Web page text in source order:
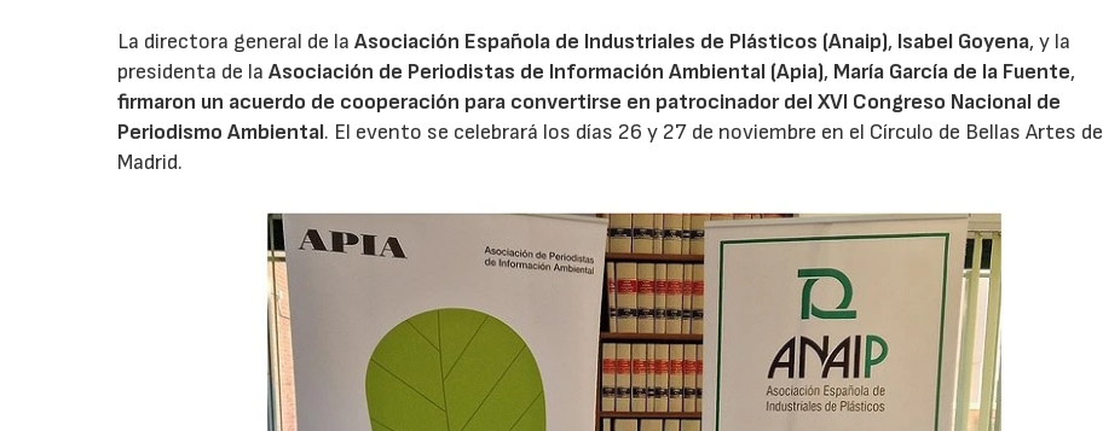
La directora general de laAsociación Española de Industriales de Plásticos (Anaip), Isabel Goyena, y la
presidenta de laAsociación de Periodistas de Información Ambiental (Apia), María García de la Fuente,
firmaron un acuerdo de cooperación para convertirse en patrocinador del XVI Congreso Nacional de
Periodismo Ambiental. El evento se celebrará los días 26 y 27 de noviembre en el Círculo de Bellas Artes de
Madrid.